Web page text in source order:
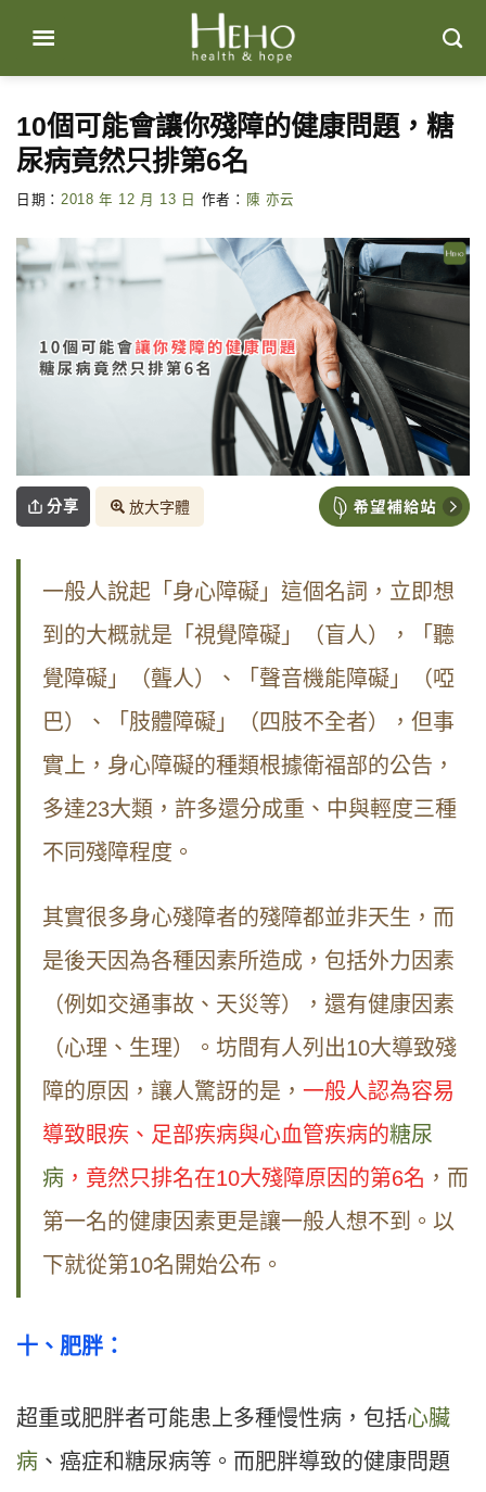
content
10個可能會讓你殘障的健康問題，糖
尿病竟然只排第6名
日期： 2018 年 12 月 13 日 作者： 陳 亦云
分享 放大字體
一般人說起「身心障礙」這個名詞，立即想
到的大概就是「視覺障礙」（盲人），「聽
覺障礙」（聾人）、「聲音機能障礙」（啞
巴）、「肢體障礙」（四肢不全者），但事
實上，身心障礙的種類根據衛福部的公告，
多達23大類，許多還分成重、中與輕度三種
不同殘障程度。
其實很多身心殘障者的殘障都並非天生，而
是後天因為各種因素所造成，包括外力因素
（例如交通事故、天災等），還有健康因素
（心理、生理）。坊間有人列出10大導致殘
障的原因，讓人驚訝的是， 一般人認為容易
導致眼疾、足部疾病與心血管疾病的糖尿
病 ，竟然只排名在10大殘障原因的第6名 ，而
第一名的健康因素更是讓一般人想不到。以
下就從第10名開始公布。
十 、 肥胖：
超重或肥胖者可能患上多種慢性病，包括心臟
病 、癌症和糖尿病等。而肥胖導致的健康問題